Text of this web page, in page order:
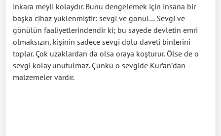
inkara meyli kolaydır. Bunu dengelemek için insana bir
başka cihaz yüklenmiştir: sevgi ve gönül… Sevgi ve
gönülün faaliyetlerindendir ki; bu sayede devletin emri
olmaksızın, kişinin sadece sevgi dolu daveti binlerini
toplar. Çok uzaklardan da olsa oraya koşturur. Ölse de o
sevgi kolay unutulmaz. Çünkü o sevgide Kur’an’dan
malzemeler vardır.